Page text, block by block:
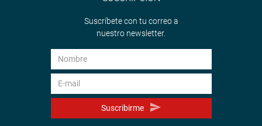
Suscríbete con tu correo a
nuestro newsletter.
Suscribirme